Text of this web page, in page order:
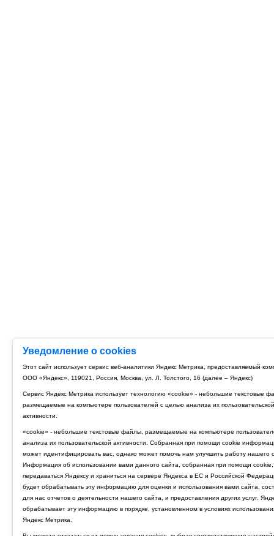
Уведомление о cookies
Этот сайт использует сервис веб-аналитики Яндекс Метрика, предоставляемый
ООО «Яндекс», 119021, Россия, Москва, ул. Л. Толстого, 16 (далее – Яндекс)
Сервис Яндекс Метрика использует технологию «cookie» - небольшие текстовые
размещаемые на компьютере пользователей с целью анализа их пользовательской
активности.
«cookie» - небольшие текстовые файлы, размещаемые на компьютере
анализа их пользовательской активности. Собранная при помощи cookie
может идентифицировать вас, однако может помочь нам улучшить работу нашего
Информация об использовании вами данного сайта, собранная при помощи cookie,
передаваться Яндексу и храниться на сервере Яндекса в ЕС и Российской
будет обрабатывать эту информацию для оценки и использования вами сайта,
для нас отчетов о деятельности нашего сайта, и предоставления других услуг.
обрабатывает эту информацию в порядке, установленном в условиях
Яндекс Метрика.